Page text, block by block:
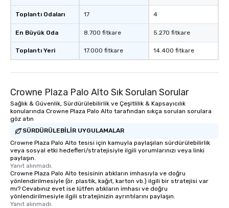
Toplantı Odaları
En Büyük Oda
Toplantı Yeri
17
8.700 fitkare
17.000 fitkare
4
5.270 fitkare
14.400 fitkare
Crowne Plaza Palo Alto Sık Sorulan Sorular
Sağlık & Güvenlik, Sürdürülebilirlik ve Çeşitlilik & Kapsayıcılık
konularında Crowne Plaza Palo Alto tarafından sıkça sorulan sorulara
göz atın
SÜRDÜRÜLEBILIR UYGULAMALAR
Crowne Plaza Palo Alto tesisi için kamuyla paylaşılan sürdürülebilirlik
veya sosyal etki hedefleri/stratejisiyle ilgili yorumlarınızı veya linki
paylaşın.
Yanıt alınmadı.
Crowne Plaza Palo Alto tesisinin atıkların imhasıyla ve doğru
yönlendirilmesiyle (ör. plastik, kağıt, karton vb.) ilgili bir stratejisi var
mı? Cevabınız evet ise lütfen atıkların imhası ve doğru
yönlendirilmesiyle ilgili stratejinizin ayrıntılarını paylaşın.
Yanıt alınmadı.